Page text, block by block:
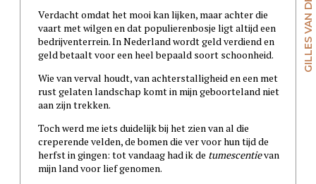
Verdacht omdat het mooi kan lijken, maar achter die
vaart met wilgen en dat populierenbosje ligt altijd een
bedrijventerrein. In Nederland wordt geld verdiend en
geld betaalt voor een heel bepaald soort schoonheid.
Wie van verval houdt, van achterstalligheid en een met
rust gelaten landschap komt in mijn geboorteland niet
aan zijn trekken.
Toch werd me iets duidelijk bij het zien van al die
creperende velden, de bomen die ver voor hun tijd de
herfst in gingen: tot vandaag had ik de tumescentievan
mijn land voor lief genomen.